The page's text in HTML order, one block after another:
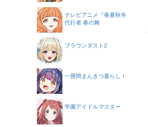
テレビアニメ『春夏秋冬
代行者 春の舞
ブラウンダスト2
一畳間まんきつ暮らし！
学園アイドルマスター